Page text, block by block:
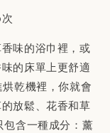
味的浴巾裡，或
的床單上更舒適
乾機裡，你就會
放鬆、花香和草
包含一種成分：薰